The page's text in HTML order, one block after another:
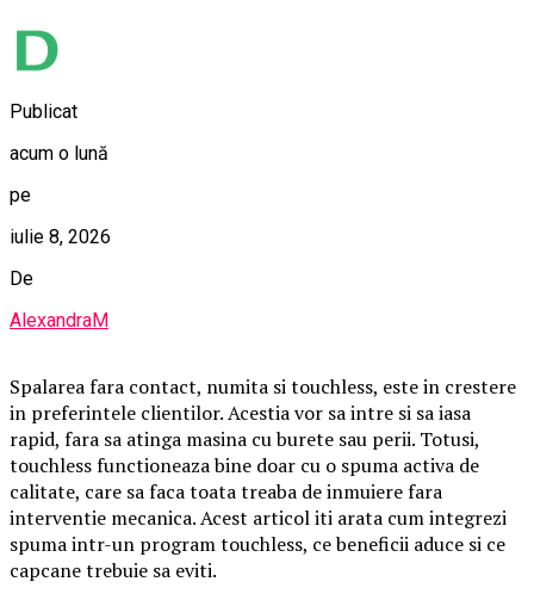
Publicat
acum o lună
pe
iulie 8, 2026
De
AlexandraM
Spalarea fara contact, numita si touchless, este in crestere
in preferintele clientilor. Acestia vor sa intre si sa iasa
rapid, fara sa atinga masina cu burete sau perii. Totusi,
touchless functioneaza bine doar cu o spuma activa de
calitate, care sa faca toata treaba de inmuiere fara
interventie mecanica. Acest articol iti arata cum integrezi
spuma intr-un program touchless, ce beneficii aduce si ce
capcane trebuie sa eviti.